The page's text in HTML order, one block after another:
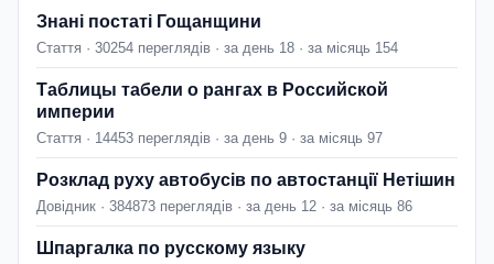
Знані постаті Гощанщини
Стаття · 30254 переглядів · за день 18 · за місяць 154
Таблицы табели о рангах в Российской
империи
Стаття · 14453 переглядів · за день 9 · за місяць 97
Розклад руху автобусів по автостанції Нетішин
Довідник · 384873 переглядів · за день 12 · за місяць 86
Шпаргалка по русскому языку